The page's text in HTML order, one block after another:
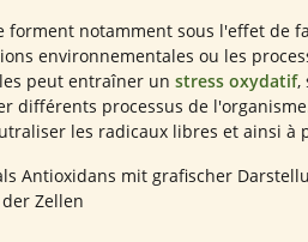
forment notamment sous l'effet de
environnementales ou les
peut entraîner un stress oxydatif,
différents processus de
les radicaux libres et ainsi à